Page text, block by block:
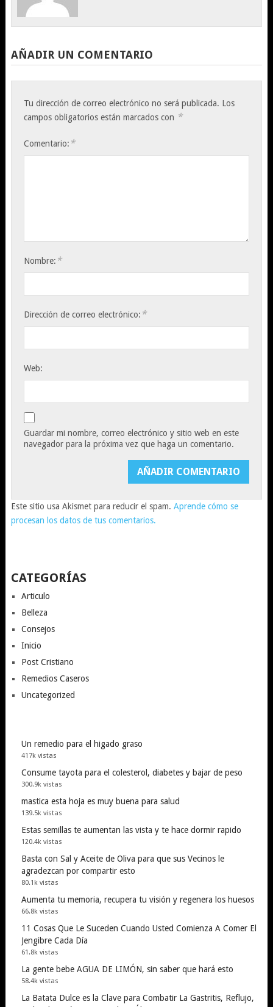
AÑADIR UN COMENTARIO
Tu dirección de correo electrónico no será publicada. Los
campos obligatorios están marcados con *
Comentario: *
Nombre: *
Dirección de correo electrónico: *
Web:
Guardar mi nombre, correo electrónico y sitio web en este
navegador para la próxima vez que haga un comentario.
Este sitio usa Akismet para reducir el spam. Aprende cómo se
procesan los datos de tus comentarios.
CATEGORÍAS
Articulo
Belleza
Consejos
Inicio
Post Cristiano
Remedios Caseros
Uncategorized
Un remedio para el higado graso
417k vistas
Consume tayota para el colesterol, diabetes y bajar de peso
300.9k vistas
mastica esta hoja es muy buena para salud
139.5k vistas
Estas semillas te aumentan las vista y te hace dormir rapido
120.4k vistas
Basta con Sal y Aceite de Oliva para que sus Vecinos le
agradezcan por compartir esto
80.1k vistas
Aumenta tu memoria, recupera tu visión y regenera los huesos
66.8k vistas
11 Cosas Que Le Suceden Cuando Usted Comienza A Comer El
Jengibre Cada Día
61.8k vistas
La gente bebe AGUA DE LIMÓN, sin saber que hará esto
58.4k vistas
La Batata Dulce es la Clave para Combatir La Gastritis, Reflujo,